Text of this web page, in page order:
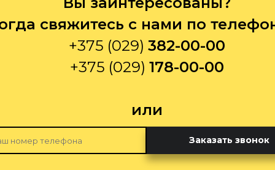
свяжитесь с нами по
+375 (029) 382-00-00
+375 (029) 178-00-00
или
Заказать звонок